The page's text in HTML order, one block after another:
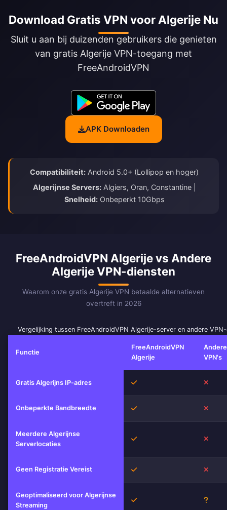
Download Gratis VPN voor Algerije Nu
Sluit u aan bij duizenden gebruikers die genieten
van gratis Algerije VPN-toegang met
FreeAndroidVPN
APK Downloaden
Compatibiliteit: Android 5.0+ (Lollipop en hoger)
Algerijnse Servers:Algiers, Oran, Constantine |
Snelheid:Onbeperkt 10Gbps
FreeAndroidVPN Algerije vs Andere
Algerije VPN-diensten
Waarom onze gratis Algerije VPN betaalde alternatieven
overtreft in 2026
Vergelijking tussen FreeAndroidVPN Algerije-server en andere
Functie
FreeAndroidVPN
Algerije
VPN's
Gratis Algerijns IP-adres Ja
Onbeperkte Bandbreedte Ja
Meerdere Algerijnse
Serverlocaties
Ja
Geen Registratie Vereist Ja
Geoptimaliseerd voor Algerijnse
Streaming
Ja